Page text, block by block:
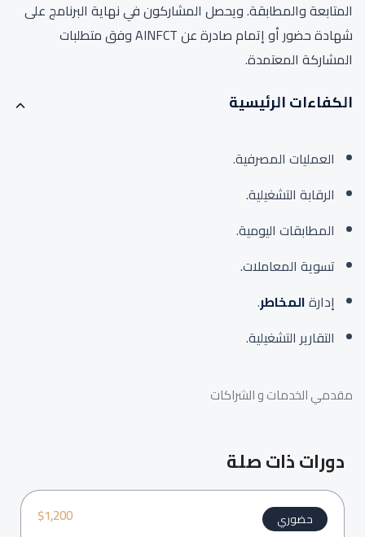
المتابعة والمطابقة. ويحصل المشاركون في نهاية البرنامج على
شهادة حضور أو إتمام صادرة عن AINFCT وفق متطلبات
المشاركة المعتمدة.
الكفاءات الرئيسية
العمليات المصرفية.
الرقابة التشغيلية.
المطابقات اليومية.
تسوية المعاملات.
إدارةالمخاطر.
التقارير التشغيلية.
مقدمي الخدمات و الشراكات
دورات ذات صلة
$1,200 حضوري